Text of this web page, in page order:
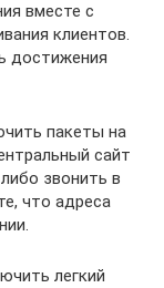
вместе с
клиентов.
достижения
пакеты на
сайт
звонить в
что адреса
легкий